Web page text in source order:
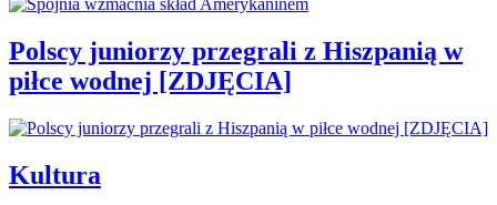
Polscy juniorzy przegrali z Hiszpanią w
piłce wodnej [ZDJĘCIA]
Kultura